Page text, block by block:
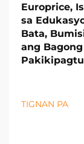
Europrice,
sa
Bata,
ang
TIGNAN PA